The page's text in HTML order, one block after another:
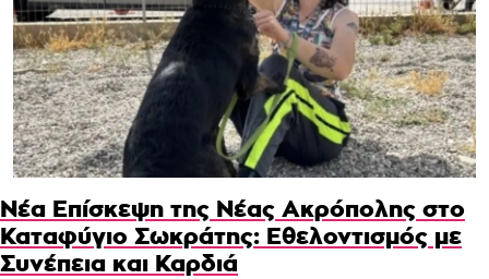
Νέα Επίσκεψη της Νέας Ακρόπολης στο
Καταφύγιο Σωκράτης: Εθελοντισμός με
Συνέπεια και Καρδιά